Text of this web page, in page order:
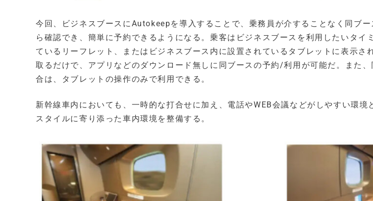
今回、ビジネスブースにAutokeepを導入することで、乗務員が介することなく同ブ
ら確認でき、簡単に予約できるようになる。乗客はビジネスブースを利用したいタイ
ているリーフレット、またはビジネスブース内に設置されているタブレットに表示さ
取るだけで、アプリなどのダウンロード無しに同ブースの予約/利用が可能だ。また
合は、タブレットの操作のみで利用できる。
新幹線車内においても、一時的な打合せに加え、電話やWEB会議などがしやすい環境
スタイルに寄り添った車内環境を整備する。